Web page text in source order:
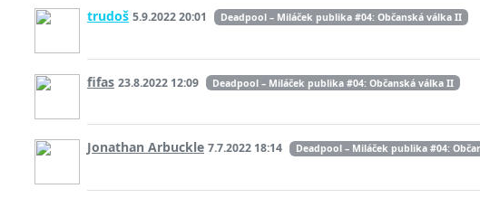
trudoš 5.9.2022 20:01 Deadpool – Miláček publika #04: Občanská válka II
fifas 23.8.2022 12:09 Deadpool – Miláček publika #04: Občanská válka II
Jonathan Arbuckle 7.7.2022 18:14 Deadpool – Miláček publika #04: